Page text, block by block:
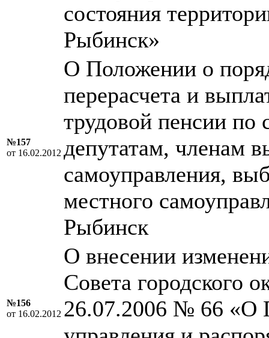
состояния
Рыбинск»
№157
от 16.02.2012
О Положении о
перерасчета и
трудовой пенсии по
депутатам, членам
самоуправления,
местного
Рыбинск
№156
от 16.02.2012
О внесении
Совета городского
26.07.2006 № 66 «О